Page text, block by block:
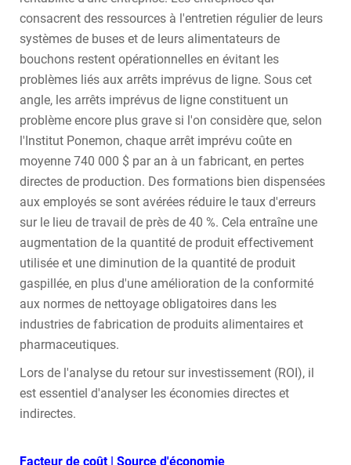
consacrent des ressources à l'entretien régulier de leurs
systèmes de buses et de leurs alimentateurs de
bouchons restent opérationnelles en évitant les
problèmes liés aux arrêts imprévus de ligne. Sous cet
angle, les arrêts imprévus de ligne constituent un
problème encore plus grave si l'on considère que, selon
l'Institut Ponemon, chaque arrêt imprévu coûte en
moyenne 740 000 $ par an à un fabricant, en pertes
directes de production. Des formations bien dispensées
aux employés se sont avérées réduire le taux d'erreurs
sur le lieu de travail de près de 40 %. Cela entraîne une
augmentation de la quantité de produit effectivement
utilisée et une diminution de la quantité de produit
gaspillée, en plus d'une amélioration de la conformité
aux normes de nettoyage obligatoires dans les
industries de fabrication de produits alimentaires et
pharmaceutiques.
Lors de l'analyse du retour sur investissement (ROI), il
est essentiel d'analyser les économies directes et
indirectes.
Facteur de coût | Source d'économie